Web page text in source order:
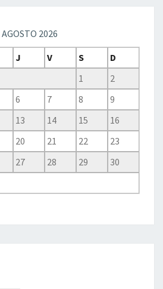
AGOSTO 2026
J V S
D
1
2
6 7 8
9
13 14 15
16
20 21 22
23
27 28 29
30